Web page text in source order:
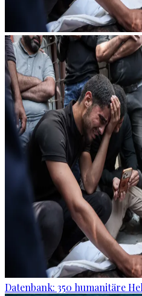
Datenbank: 350 humanitäre